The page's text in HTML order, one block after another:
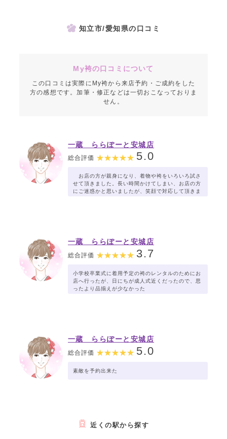
知立市/愛知県の口コミ
My袴の口コミについて
この口コミは実際にMy袴から来店予約・ご成約をした
方の感想です。加筆・修正などは一切おこなっておりま
せん。
一蔵 ららぽーと安城店
総合評価 5.0
お店の方が親身になり、着物や袴をいろいろ試さ
せて頂きました。長い時間かけてしまい、お店の方
にご迷惑かと思いましたが、笑顔で対応して頂きま
一蔵 ららぽーと安城店
総合評価 3.7
小学校卒業式に着用予定の袴のレンタルのためにお
店へ行ったが、日にちが成人式近くだったので、思
ったより品揃えが少なかった
一蔵 ららぽーと安城店
総合評価 5.0
素敵を予約出来た
近くの駅から探す